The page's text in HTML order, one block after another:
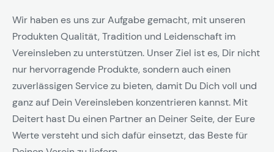
Wir haben es uns zur Aufgabe gemacht, mit unseren
Produkten Qualität, Tradition und Leidenschaft im
Vereinsleben zu unterstützen. Unser Ziel ist es, Dir nicht
nur hervorragende Produkte, sondern auch einen
zuverlässigen Service zu bieten, damit Du Dich voll und
ganz auf Dein Vereinsleben konzentrieren kannst. Mit
Deitert hast Du einen Partner an Deiner Seite, der Eure
Werte versteht und sich dafür einsetzt, das Beste für